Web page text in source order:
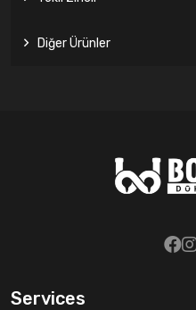
Diğer Ürünler
Services